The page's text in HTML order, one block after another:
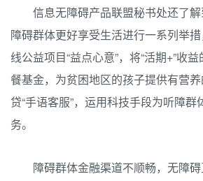
信息无障碍产品联盟秘书处还了
障碍群体更好享受生活进行一系列举
线公益项目“益点心意”，将“活期+”收
餐基金，为贫困地区的孩子提供有营
贷“手语客服”，运用科技手段为听障
务。
障碍群体金融渠道不顺畅，无障